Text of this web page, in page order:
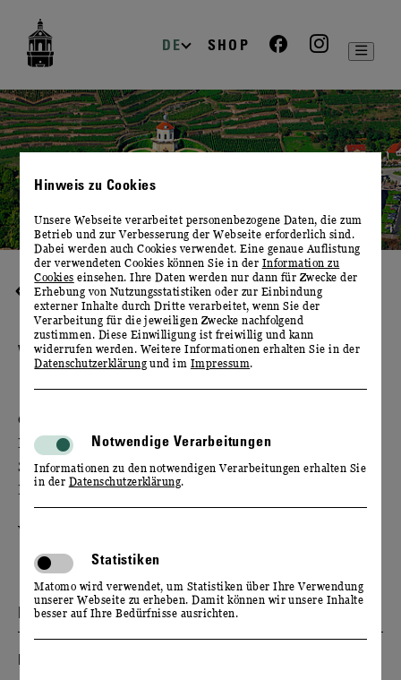
Navigation
DE SHOP
IHRE PLANUNG
VERANSTALTUNGSRÄUME
Ob Familienfeier, Tagung oder Hochzeit, ob
Firmenevent, Geschäftsessen oder Empfang: Auf
Schloss Wackerbarth finden Sie den passenden
Rahmen für Ihren persönlichen Anlass.
Wir geben Ihren Ideen Raum.
BAROCKE ANLAGE
Belvedere
Hinweis zu Cookies
Unsere Webseite verarbeitet personenbezogene Daten, die zum
Betrieb und zur Verbesserung der Webseite erforderlich sind.
Dabei werden auch Cookies verwendet. Eine genaue Auflistung
der verwendeten Cookies können Sie in der Information zu
Cookies einsehen. Ihre Daten werden nur dann für Zwecke der
Erhebung von Nutzungsstatistiken oder zur Einbindung
externer Inhalte durch Dritte verarbeitet, wenn Sie der
Verarbeitung für die jeweiligen Zwecke nachfolgend
zustimmen. Diese Einwilligung ist freiwillig und kann
widerrufen werden. Weitere Informationen erhalten Sie in der
Datenschutzerklärung und im Impressum.
Notwendige Verarbeitungen
Informationen zu den notwendigen Verarbeitungen erhalten Sie
in der Datenschutzerklärung.
Statistiken
Matomo wird verwendet, um Statistiken über Ihre Verwendung
unserer Webseite zu erheben. Damit können wir unsere Inhalte
besser auf Ihre Bedürfnisse ausrichten.